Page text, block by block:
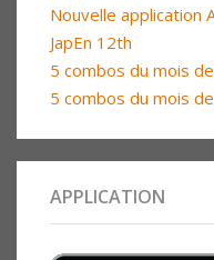
Nouvelle application
JapEn 12th
5 combos du mois
5 combos du mois
APPLICATION